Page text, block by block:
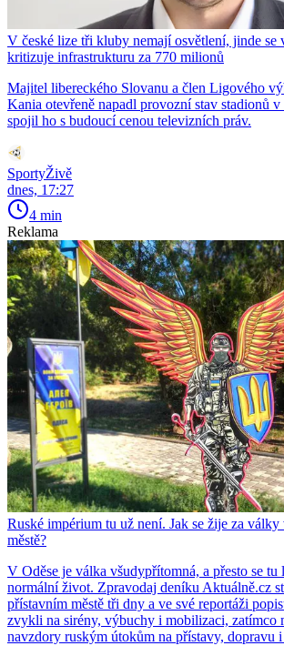
V české lize tři kluby nemají osvětlení, jinde se
kritizuje infrastrukturu za 770 milionů
Majitel libereckého Slovanu a člen Ligového
Kania otevřeně napadl provozní stav stadionů v
spojil ho s budoucí cenou televizních práv.
SportyŽivě
dnes, 17:27
4 min
Reklama
Ruské impérium tu už není. Jak se žije za
městě?
V Oděse je válka všudypřítomná, a přesto se tu
normální život. Zpravodaj deníku Aktuálně.cz
přístavním městě tři dny a ve své reportáži
zvykli na sirény, výbuchy i mobilizaci, zatímco
navzdory ruským útokům na přístavy, dopravu